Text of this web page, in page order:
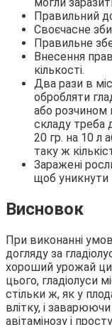
Правильний
Своєчасне
Правильне
Внесення
кількості.
Два рази в
обробляти
або розчином
складу треба
20 гр. на 10 л
таку ж
Заражені
щоб уникнути
Висновок
При виконанні
догляду за
хороший урожай
цього, гладіолуси
стільки ж, як у
влітку, і
авітамінозу і